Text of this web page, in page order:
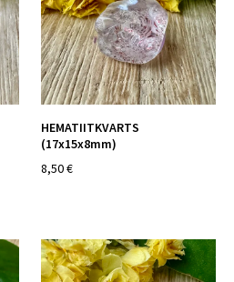
HEMATIITKVARTS
(17x15x8mm)
8,50 €